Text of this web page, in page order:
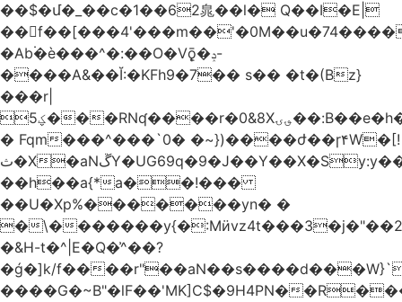
��$�մ�_��c�1��62㿡��l� Q��I�E|
�Ab۬�è���^�:��O�V݈ǭ�ݚ-
����A&��Ĭ:�KFh9�7�� s�� �t�(Bz}
���r|
ؼ5���RNʠ����r�0&8X؈ۍ��:B��e�h�h��1�F��FtÓc�LLW��5p�ZyyC�QX���v�@��0j�3��x���2���
� Fqm���^���`0� �~})����ժ��ɼ۴W�[!
ث�X�aNڱY�UG69q�9�J��Y��X�Sy:y��8�H~2,w�J4��z�T7F���߲"�&�-
��h��a{*a��!���
��U�Xp%�������yn� �
�\�
�&H-t�^|E�Q�͗^��?
�ǵ�]k/f��
����G�~B"�lF��'MK]C$�9H4PN�